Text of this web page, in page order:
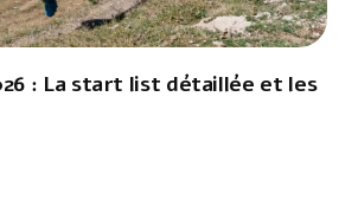
: La start list détaillée et les